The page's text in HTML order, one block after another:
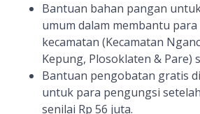
Bantuan bahan pangan
umum dalam membantu
kecamatan (Kecamatan
Kepung, Plosoklaten & Pare)
Bantuan pengobatan gratis
untuk para pengungsi
senilai Rp 56 juta.